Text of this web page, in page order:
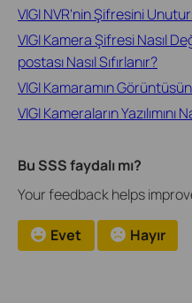
VIGI NVR'nin Şifresini
VIGI Kamera Şifresi Nasıl
postası Nasıl Sıfırlanır?
VIGI Kamaramın
VIGI Kameraların Yazılımını
Bu SSS faydalı mı?
Your feedback helps
Evet Hayır